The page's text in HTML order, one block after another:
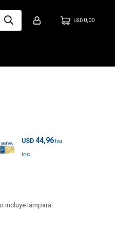
USD 0,00
USD 44,96
incluye lámpara.